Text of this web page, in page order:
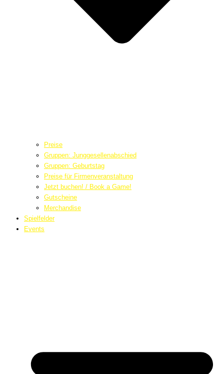
Preise
Gruppen: Junggesellenabschied
Gruppen: Geburtstag
Preise für Firmenveranstaltung
Jetzt buchen! / Book a Game!
Gutscheine
Merchandise
Spielfelder
Events